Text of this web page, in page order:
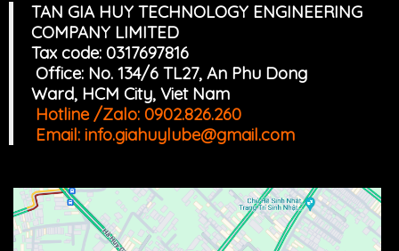
TAN GIA HUY TECHNOLOGY ENGINEERING
COMPANY LIMITED
Tax code: 0317697816
Office: No. 134/6 TL27, An Phu Dong
Ward, HCM City, Viet Nam
Hotline /Zalo: 0902.826.260
Email: info.giahuylube@gmail.com